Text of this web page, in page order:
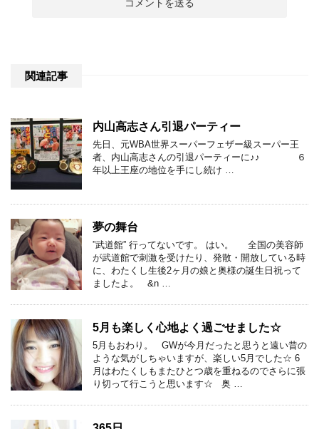
関連記事
内山高志さん引退パーティー
先日、元WBA世界スーパーフェザー級スーパー王
者、内山高志さんの引退パーティーに♪♪ ６
年以上王座の地位を手にし続け …
夢の舞台
”武道館” 行ってないです。 はい。 全国の美容師
が武道館で刺激を受けたり、発散・開放している時
に、わたくし生後2ヶ月の娘と奥様の誕生日祝って
ましたよ。 &n …
5月も楽しく心地よく過ごせました☆
5月もおわり。 GWが今月だったと思うと遠い昔の
ような気がしちゃいますが、楽しい5月でした☆ 6
月はわたくしもまたひとつ歳を重ねるのでさらに張
り切って行こうと思います☆ 奥 …